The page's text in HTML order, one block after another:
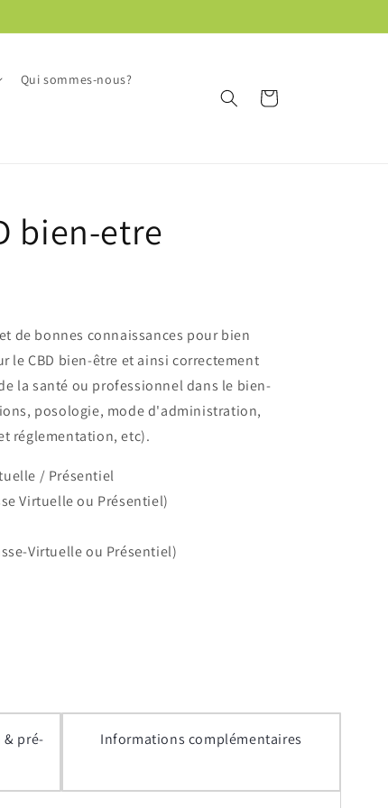
Qui sommes-nous?
Panier
bien-etre
de bonnes connaissances pour bien
le CBD bien-être et ainsi correctement
la santé ou professionnel dans le bien-
posologie, mode d'administration,
réglementation, etc).
/ Présentiel
Virtuelle ou Présentiel)
Virtuelle ou Présentiel)
pré-
Informations complémentaires